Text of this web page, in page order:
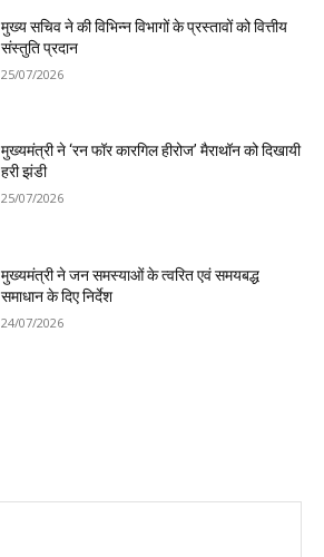
मुख्य सचिव ने की विभिन्न विभागों के प्रस्तावों को वित्तीय
संस्तुति प्रदान
25/07/2026
मुख्यमंत्री ने ‘रन फॉर कारगिल हीरोज’ मैराथॉन को दिखायी
हरी झंडी
25/07/2026
मुख्यमंत्री ने जन समस्याओं के त्वरित एवं समयबद्ध
समाधान के दिए निर्देश
24/07/2026